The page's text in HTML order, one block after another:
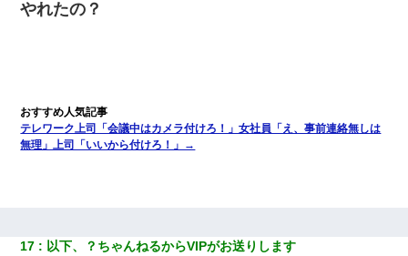
やれたの？
テレワーク上司「会議中はカメラ付けろ！」女社員「え、事前連絡無しは
無理」上司「いいから付けろ！」→
17 以下、？ちゃんねるからVIPがお送りします